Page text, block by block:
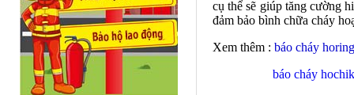
cụ thể sẽ giúp tăng cường
đảm bảo bình chữa cháy
Xem thêm : báo cháy horing
báo cháy